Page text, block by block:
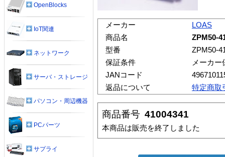
メーカー
LOAS
商品名
ZPM50-
型番
ZPM50-
保証条件
メーカー
JANコード
返品について
特定商取
商品番号 41004341
本商品は販売を終了しました
OpenBlocks
IoT関連
ネットワーク
サーバ・ストレージ
パソコン・周辺機器
PCパーツ
サプライ